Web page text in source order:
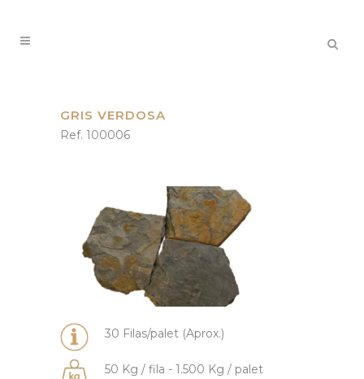
GRIS VERDOSA
Ref. 100006
30 Filas/palet (Aprox.)
50 Kg / fila - 1.500 Kg / palet